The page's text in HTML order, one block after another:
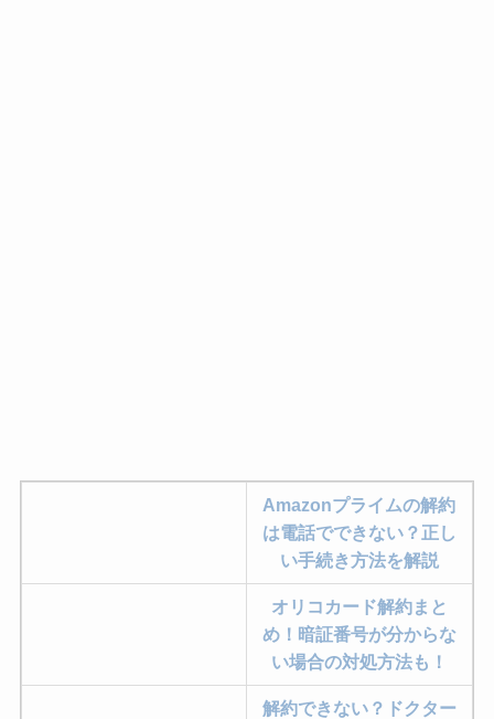
Amazonプライムの解約
は電話でできない？正し
い手続き方法を解説
オリコカード解約まと
め！暗証番号が分からな
い場合の対処方法も！
解約できない？ドクター